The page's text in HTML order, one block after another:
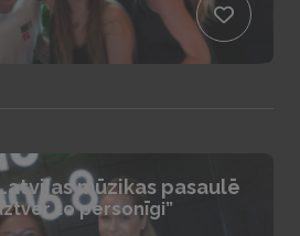
mūzikas pasaulē
to personīgi”